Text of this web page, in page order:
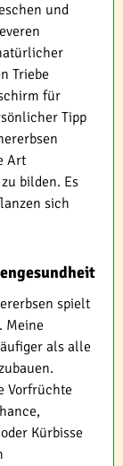
und
Triebe
für
Tipp
Art
bilden. Es
sich
spielt
Meine
als alle
Vorfrüchte
Kürbisse